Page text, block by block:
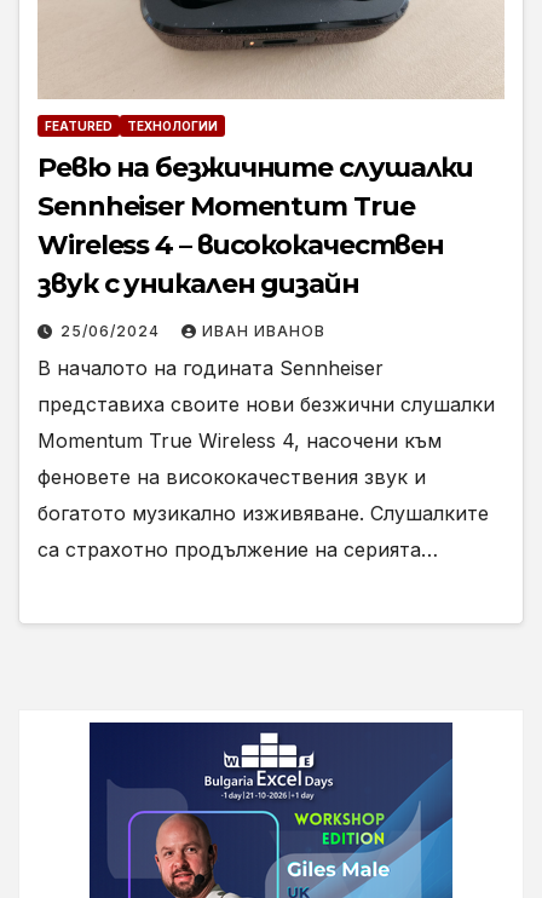
FEATURED ТЕХНОЛОГИИ
Ревю на безжичните слушалки
Ѕеnnhеіѕеr Momentum True
Wireless 4 – висококачествен
звук с уникален дизайн
25/06/2024 ИВАН ИВАНОВ
В началото на годината Ѕеnnhеіѕеr
представиха своите нови безжични слушалки
Momentum True Wireless 4, насочени към
феновете на висококачествения звук и
богатото музикално изживяване. Слушалките
са страхотно продължение на серията…